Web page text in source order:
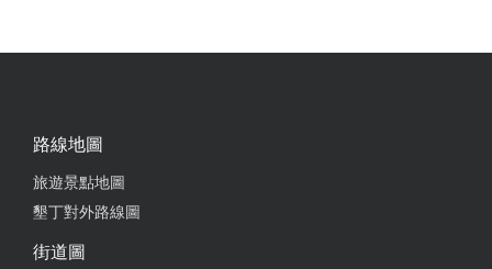
買了三顆高麗菜水煎包、雖然外皮酥脆、但內餡及皮
熟的部分，調味不錯，但很可惜
路線地圖
旅遊景點地圖
墾丁對外路線圖
街道圖